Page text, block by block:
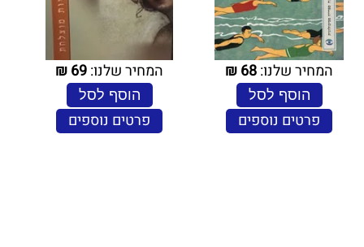
המחיר שלנו:68
₪
הוסף לסל
פרטים נוספים
המחיר שלנו:69
₪
הוסף לסל
פרטים נוספים